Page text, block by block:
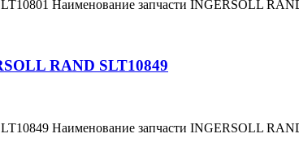
Наименование запчасти INGERSOLL
RAND SLT10849
Наименование запчасти INGERSOLL